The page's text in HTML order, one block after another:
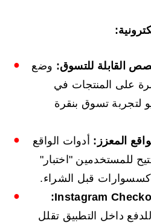
للتسوق:وضع
المنتجات في
تسوق بنقرة
المعزز:أدوات الواقع
"اختبار"
قبل الشراء.
داخل التطبيق تقلل